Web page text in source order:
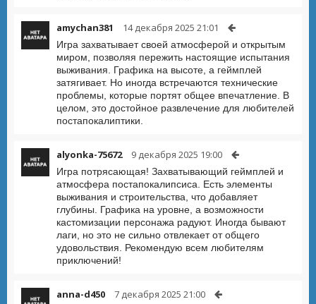
amychan381 14 декабря 2025 21:01
Игра захватывает своей атмосферой и открытым
миром, позволяя пережить настоящие испытания
выживания. Графика на высоте, а геймплей
затягивает. Но иногда встречаются технические
проблемы, которые портят общее впечатление. В
целом, это достойное развлечение для любителей
постапокалиптики.
alyonka-75672 9 декабря 2025 19:00
Игра потрясающая! Захватывающий геймплей и
атмосфера постапокалипсиса. Есть элементы
выживания и строительства, что добавляет
глубины. Графика на уровне, а возможности
кастомизации персонажа радуют. Иногда бывают
лаги, но это не сильно отвлекает от общего
удовольствия. Рекомендую всем любителям
приключений!
anna-d450 7 декабря 2025 21:00